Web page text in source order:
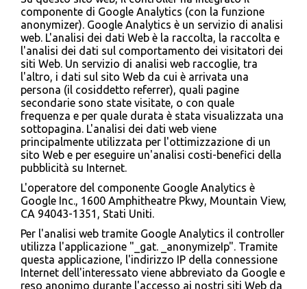
componente di Google Analytics (con la funzione
anonymizer). Google Analytics è un servizio di analisi
web. L'analisi dei dati Web è la raccolta, la raccolta e
l'analisi dei dati sul comportamento dei visitatori dei
siti Web. Un servizio di analisi web raccoglie, tra
l'altro, i dati sul sito Web da cui è arrivata una
persona (il cosiddetto referrer), quali pagine
secondarie sono state visitate, o con quale
frequenza e per quale durata è stata visualizzata una
sottopagina. L'analisi dei dati web viene
principalmente utilizzata per l'ottimizzazione di un
sito Web e per eseguire un'analisi costi-benefici della
pubblicità su Internet.
L'operatore del componente Google Analytics è
Google Inc., 1600 Amphitheatre Pkwy, Mountain View,
CA 94043-1351, Stati Uniti.
Per l'analisi web tramite Google Analytics il controller
utilizza l'applicazione "_gat. _anonymizeIp". Tramite
questa applicazione, l'indirizzo IP della connessione
Internet dell'interessato viene abbreviato da Google e
reso anonimo durante l'accesso ai nostri siti Web da